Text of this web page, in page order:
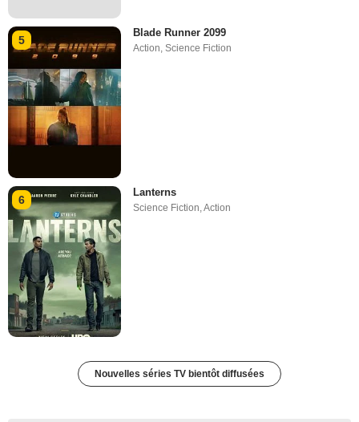
5
Blade Runner 2099
Action,Science Fiction
6
Lanterns
Science Fiction ,Action
Nouvelles séries TV bientôt diffusées